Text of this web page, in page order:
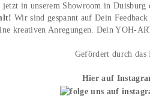
jetzt in unserem Showroom in Duisburg
Wir sind gespannt auf Dein
kreativen Anregungen. Dein
Gefördert durch das
Hier auf